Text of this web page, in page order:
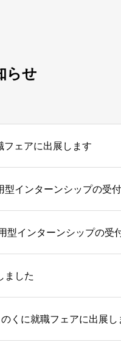
らせ
フェアに出展します
インターンシップの受
インターンシップの受
ました
くに就職フェアに出展し